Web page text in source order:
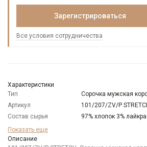
Зарегистрироваться
Все условия сотрудничества
Характеристики
Тип
Сорочка мужская
Артикул
101/207/ZV/P
Состав сырья
97% хлопок 3% лайкра
Бренд
Модель
Показать еще
Описание